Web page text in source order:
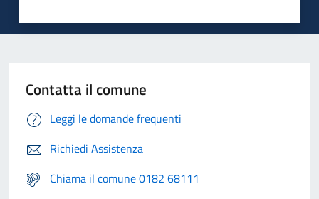
Contatta il comune
Leggi le domande frequenti
Richiedi Assistenza
Chiama il comune 0182 68111